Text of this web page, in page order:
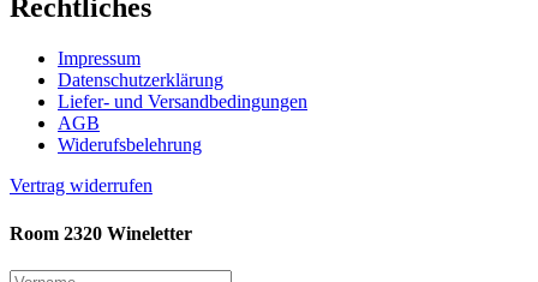
Rechtliches
Impressum
Datenschutzerklärung
Liefer- und Versandbedingungen
AGB
Widerufsbelehrung
Vertrag widerrufen
Room 2320 Wineletter